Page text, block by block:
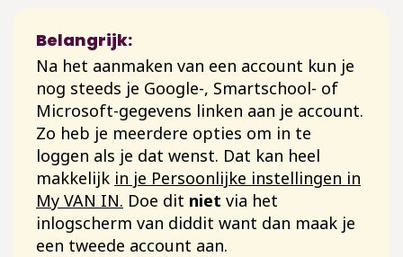
Belangrijk:
Na het aanmaken van een account kun je
nog steeds je Google-, Smartschool- of
Microsoft-gegevens linken aan je account.
Zo heb je meerdere opties om in te
loggen als je dat wenst. Dat kan heel
makkelijk in je Persoonlijke instellingen in
My VAN IN. Doe dit niet via het
inlogscherm van diddit want dan maak je
een tweede account aan.